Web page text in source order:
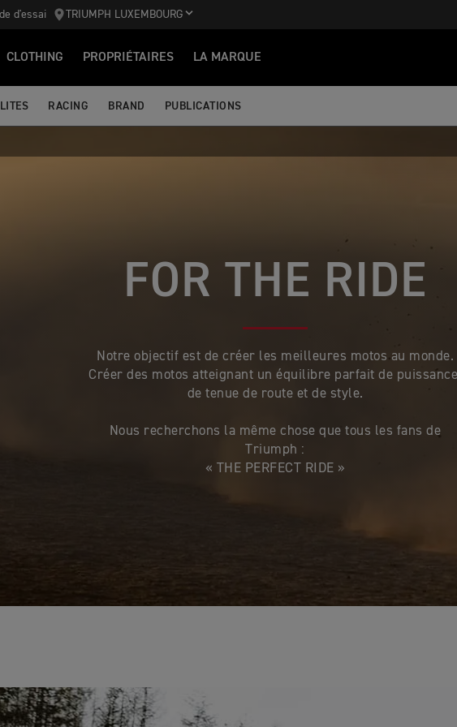
d'essai TRIUMPH LUXEMBOURG
CLOTHING PROPRIÉTAIRES LA MARQUE
RACING BRAND PUBLICATIONS
FOR THE RIDE
Notre objectif est de créer les meilleures motos au monde.
Créer des motos atteignant un équilibre parfait de
de tenue de route et de style.
Nous recherchons la même chose que tous les fans de
Triumph :
« THE PERFECT RIDE »